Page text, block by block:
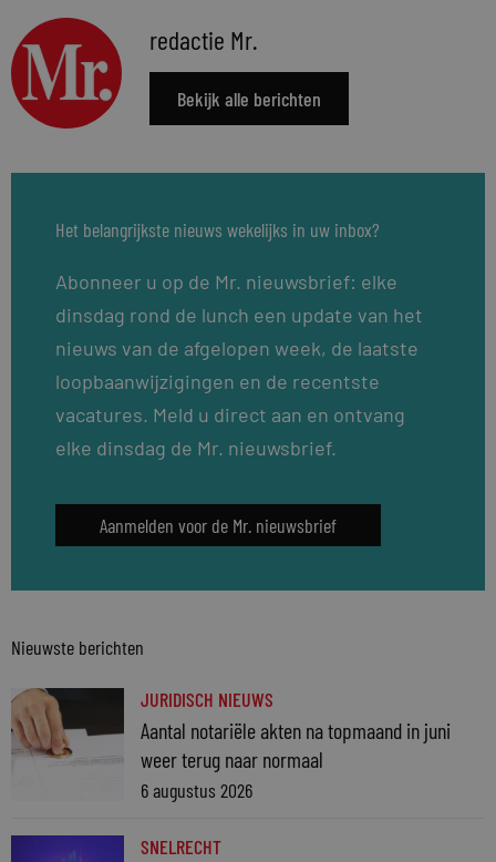
redactie Mr.
Bekijk alle berichten
Het belangrijkste nieuws wekelijks in uw inbox?
Abonneer u op de Mr. nieuwsbrief: elke
dinsdag rond de lunch een update van het
nieuws van de afgelopen week, de laatste
loopbaanwijzigingen en de recentste
vacatures. Meld u direct aan en ontvang
elke dinsdag de Mr. nieuwsbrief.
Aanmelden voor de Mr. nieuwsbrief
Nieuwste berichten
JURIDISCH NIEUWS
Aantal notariële akten na topmaand in juni
weer terug naar normaal
6 augustus 2026
SNELRECHT